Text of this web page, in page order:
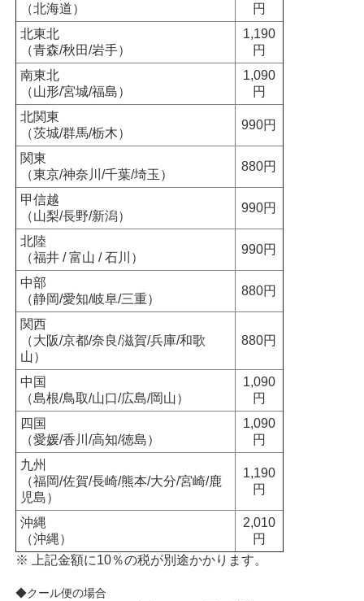
（北海道）
円
北東北
（青森/秋田/岩手）
1,190
円
南東北
（山形/宮城/福島）
1,090
円
北関東
（茨城/群馬/栃木）
990円
関東
（東京/神奈川/千葉/埼玉）
880円
甲信越
（山梨/長野/新潟）
990円
北陸
（福井 / 富山 / 石川）
990円
中部
（静岡/愛知/岐阜/三重）
880円
関西
（大阪/京都/奈良/滋賀/兵庫/和歌
山）
880円
中国
（島根/鳥取/山口/広島/岡山）
1,090
円
四国
（愛媛/香川/高知/徳島）
1,090
円
九州
（福岡/佐賀/長崎/熊本/大分/宮崎/鹿
児島）
1,190
円
沖縄
（沖縄）
2,010
円
※ 上記金額に10％の税が別途かかります。
◆クール便の場合